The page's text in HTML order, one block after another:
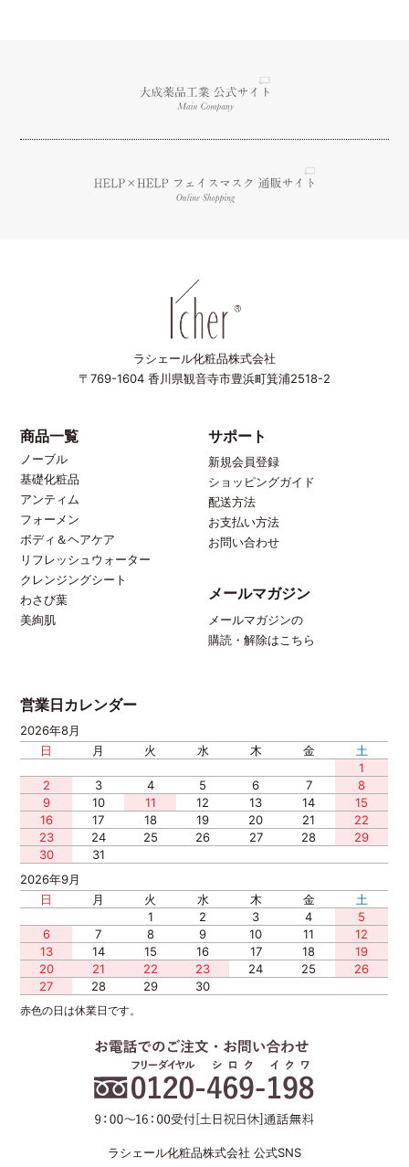
ラシェール化粧品株式会社
〒769-1604 香川県観音寺市豊浜町箕浦2518-2
商品一覧
ノーブル
基礎化粧品
アンティム
フォーメン
ボディ＆ヘアケア
リフレッシュウォーター
クレンジングシート
わさび葉
美絢肌
サポート
新規会員登録
ショッピングガイド
配送方法
お支払い方法
お問い合わせ
メールマガジン
メールマガジンの
購読・解除はこちら
営業日カレンダー
2026年8月
日
月 火 水 木 金
土
1
2
3 4 5 6 7
8
9
10 11 12 13 14
15
16
17 18 19 20 21
22
23
24 25 26 27 28
29
30
31
2026年9月
日
月 火 水 木 金
土
1
2 3 4
5
6
7 8 9 10 11
12
13
14 15 16 17 18
19
20
21 22 23 24 25
26
27
28 29 30
赤色の日は休業日です。
ラシェール化粧品株式会社 公式SNS